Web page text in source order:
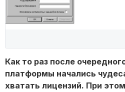
Как то раз после
платформы начались
хватать лицензий. При